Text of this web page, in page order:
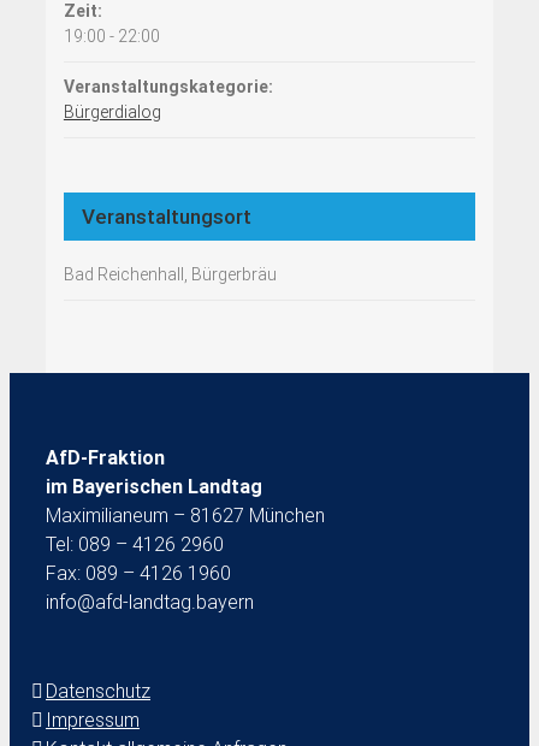
Zeit:
19:00 - 22:00
Veranstaltungskategorie:
Bürgerdialog
Veranstaltungsort
Bad Reichenhall, Bürgerbräu
AfD-Fraktion
im Bayerischen Landtag
Maximilianeum – 81627 München
Tel: 089 – 4126 2960
Fax: 089 – 4126 1960
info@afd-landtag.bayern
Datenschutz
Impressum